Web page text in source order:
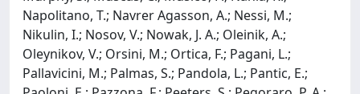
Napolitano, T.; Navrer Agasson, A.; Nessi, M.;
Nikulin, I.; Nosov, V.; Nowak, J. A.; Oleinik, A.;
Oleynikov, V.; Orsini, M.; Ortica, F.; Pagani, L.;
Pallavicini, M.; Palmas, S.; Pandola, L.; Pantic, E.;